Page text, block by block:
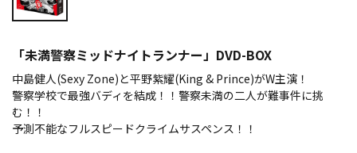
「未満警察ミッドナイトランナー」DVD-BOX
中島健人(Sexy Zone)と平野紫耀(King & Prince)がW主演！
警察学校で最強バディを結成！！警察未満の二人が難事件に挑
む！！
予測不能なフルスピードクライムサスペンス！！